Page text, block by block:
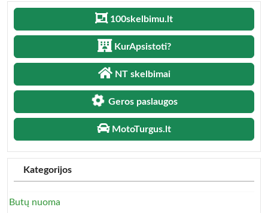
100skelbimu.lt
KurApsistoti?
NT skelbimai
Geros paslaugos
MotoTurgus.lt
Kategorijos
Butų nuoma